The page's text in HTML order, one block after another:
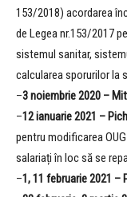
153/2018) acordarea
de Legea nr.153/2017
sistemul sanitar,
calcularea sporurilor la
–3 noiembrie 2020 –
–12 ianuarie 2021 –
pentru modificarea
salariați în loc să se
–1, 11 februarie 2021 –